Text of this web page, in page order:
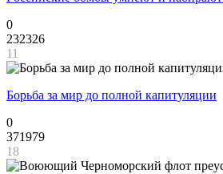
0
232326
11
Борьба за мир до полной капитуляции
0
371979
18